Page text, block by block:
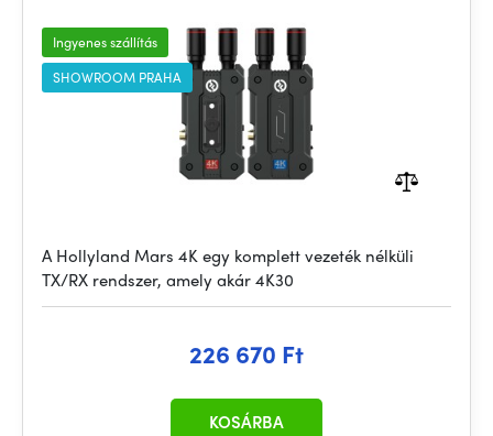
Ingyenes szállítás
SHOWROOM PRAHA
A Hollyland Mars 4K egy komplett vezeték nélküli
TX/RX rendszer, amely akár 4K30
226 670 Ft
KOSÁRBA